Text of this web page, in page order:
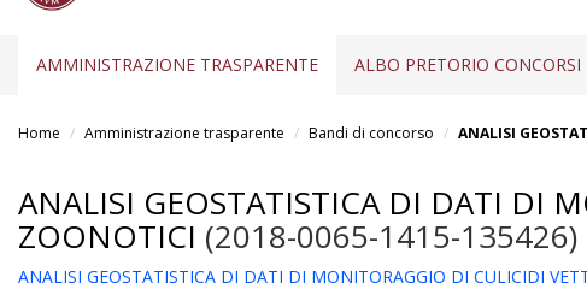
AMMINISTRAZIONE TRASPARENTE ALBO PRETORIO CONCORSI
Home Amministrazione trasparente Bandi di concorso ANALISI
ANALISI GEOSTATISTICA DI DATI DI
ZOONOTICI (2018-0065-1415-135426)
ANALISI GEOSTATISTICA DI DATI DI MONITORAGGIO DI CULICIDI